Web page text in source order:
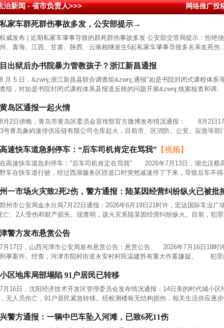
治新闻 -省市负责人>>> 网络推广投
家车群死群伤事故多发，公安部提示→
发布 | 近期私家车肇事导致的群死群伤事故多发 公安部交管局提示：拒
、青海、江西、甘肃、陕西、云南相继发生6起私家车肇事导致多名亲友死伤..
出狱后办书院暴力管教孩子？浙江新昌通报
5 日，&zwnj;浙江新昌县联合调查组&zwnj;通报"如是书院封闭式课程体系
组，对如是书院封闭式课程体系及报道反映的问题开展&zwnj;线索核查和调..
岛区通报一起火情
日傍晚，青岛市黄岛区委员会宣传部官方微博发布情况通报： 8月2日17
号青岛象屿速传供应链有限公司仓库起火，目前市、区消防、公安、应急等部
速快车道急刹停车：“后车司机肯定在骂我” 【视频】
高速快车道急刹停车："后车司机肯定在骂我" 2026年7月13日，湖北汉蔡
车在快车道行驶，经过西湖服务区匝道口时突然减速停了下来，导致后车不
一市场火灾致2死2伤，警方通报：陆某因经营纠纷纵火已被批
市公安局金水分局7月22日通报：2026年6月19日21时许，宏达国际车业广
亡、2人受伤和财产损失。现查明，该火灾系陆某因经营纠纷纵火。目前，犯
警方发布悬赏公告
日，山西河津市公安局发布悬赏公告：悬赏公告 2026年7月16日18时
事案件。经查，河津市阳村街道永安村村民温建胜有重大作案嫌疑。 犯罪
区地库局部塌陷 91户居民已转移
日，沈阳经济技术开发区管理委员会发布情况通报：14日美的时代城小区
无人员伤亡，91户居民紧急转移。经检测楼栋无结构损伤，相关生活供应逐
警方通报：一辆中巴车坠入河滩，已致6死11伤
网上购药对药下症？